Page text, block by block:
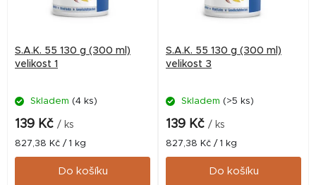
o
S.A.K. 55 130 g (300 ml)
velikost 1
Skladem (4 ks)
139 Kč / ks
Měrná
cena:
827,38 Kč / 1 kg
Do košíku
S.A.K. 55 130 g (300 ml)
velikost 3
Skladem (>5 ks)
139 Kč / ks
Měrná
cena:
827,38 Kč / 1 kg
Do košíku